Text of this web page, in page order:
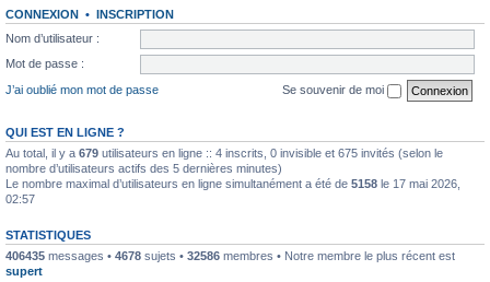
CONNEXION • INSCRIPTION
Nom d’utilisateur :
Mot de passe :
J’ai oublié mon mot de passe
Se souvenir de moi
QUI EST EN LIGNE ?
Au total, il y a 679 utilisateurs en ligne :: 4 inscrits, 0 invisible et 675 invités (selon le
nombre d’utilisateurs actifs des 5 dernières minutes)
Le nombre maximal d’utilisateurs en ligne simultanément a été de 5158 le 17 mai 2026,
02:57
STATISTIQUES
406435 messages • 4678 sujets • 32586 membres • Notre membre le plus récent est
supert